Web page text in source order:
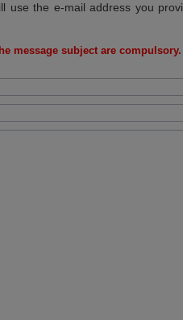
use the e-mail address you
message subject are compulsory.